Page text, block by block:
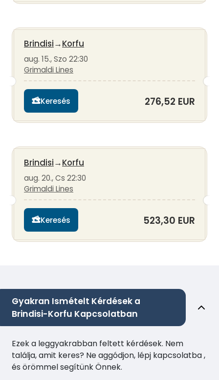
Brindisi→Korfu
aug. 15., Szo 22:30
Grimaldi Lines
Keresés 276,52 EUR
Brindisi→Korfu
aug. 20., Cs 22:30
Grimaldi Lines
Keresés 523,30 EUR
Gyakran Ismételt Kérdések a
Brindisi-Korfu Kapcsolatban
Ezek a leggyakrabban feltett kérdések. Nem
találja, amit keres? Ne aggódjon, lépj kapcsolatba ,
és örömmel segítünk Önnek.